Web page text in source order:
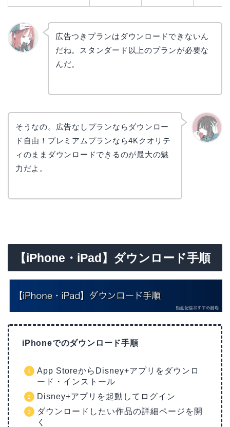
広告つきプランはダウンロードできないん
だね。スタンダード以上のプランが必要な
んだ。
そうなの。広告なしプランならダウンロー
ド自由！プレミアムプランなら4Kクオリテ
ィのままダウンロードできるのが最大の魅
力だよ。
【iPhone・iPad】ダウンロード手順
iPhoneでのダウンロード手順
App StoreからDisney+アプリをダウンロ
ード・インストール
Disney+アプリを起動してログイン
ダウンロードしたい作品の詳細ページを開
く